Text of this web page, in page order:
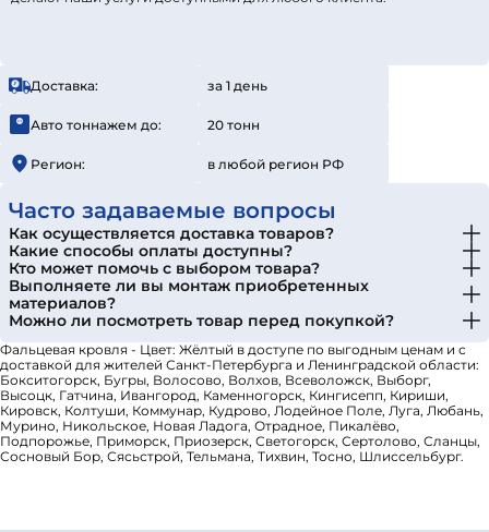
Доставка: за 1 день
Авто тоннажем до: 20 тонн
Регион: в любой регион РФ
Часто задаваемые вопросы
Как осуществляется доставка товаров?
Какие способы оплаты доступны?
Кто может помочь с выбором товара?
Выполняете ли вы монтаж приобретенных
материалов?
Можно ли посмотреть товар перед покупкой?
Фальцевая кровля - Цвет: Жёлтый в доступе по выгодным ценам и с
доставкой для жителей Санкт-Петербурга и Ленинградской области:
Бокситогорск, Бугры, Волосово, Волхов, Всеволожск, Выборг,
Высоцк, Гатчина, Ивангород, Каменногорск, Кингисепп, Кириши,
Кировск, Колтуши, Коммунар, Кудрово, Лодейное Поле, Луга, Любань,
Мурино, Никольское, Новая Ладога, Отрадное, Пикалёво,
Подпорожье, Приморск, Приозерск, Светогорск, Сертолово, Сланцы,
Сосновый Бор, Сясьстрой, Тельмана, Тихвин, Тосно, Шлиссельбург.